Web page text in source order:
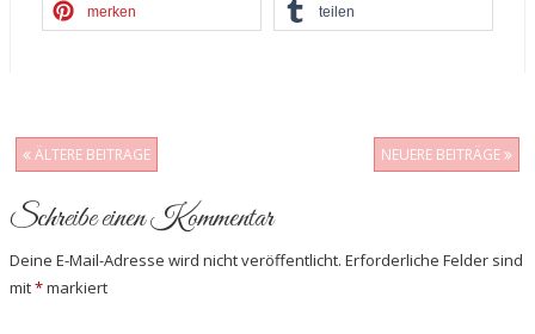
merken teilen
Post navigation
ÄLTERE BEITRAGE NEUERE BEITRÄGE
Schreibe einen Kommentar
Deine E-Mail-Adresse wird nicht veröffentlicht. Erforderliche Felder sind
mit*markiert